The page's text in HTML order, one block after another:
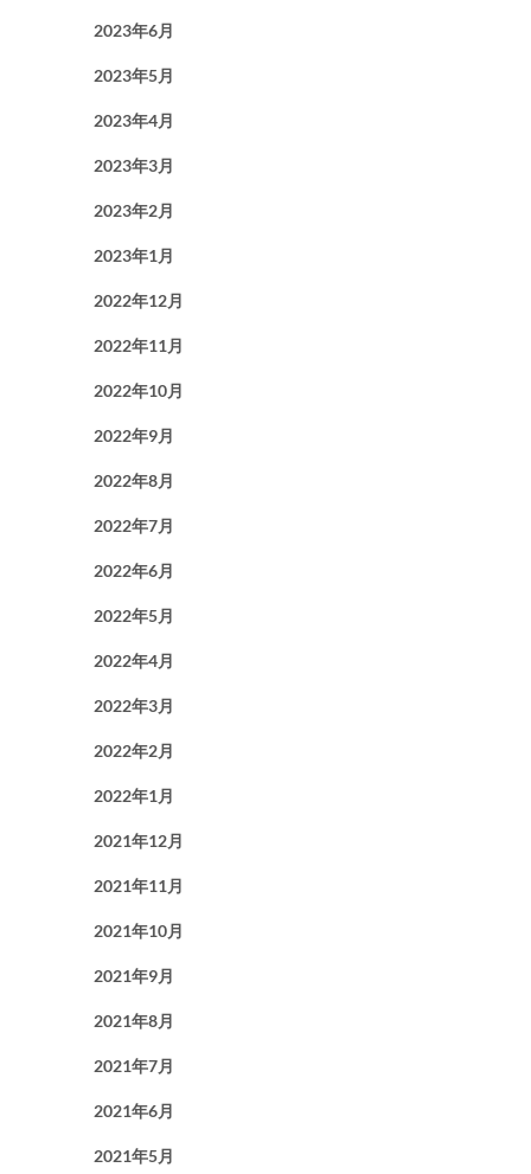
2023年6月
2023年5月
2023年4月
2023年3月
2023年2月
2023年1月
2022年12月
2022年11月
2022年10月
2022年9月
2022年8月
2022年7月
2022年6月
2022年5月
2022年4月
2022年3月
2022年2月
2022年1月
2021年12月
2021年11月
2021年10月
2021年9月
2021年8月
2021年7月
2021年6月
2021年5月